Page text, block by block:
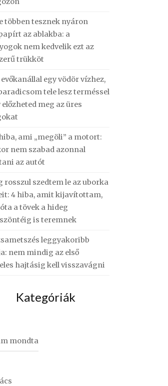
többen tesznek nyáron
az ablakba: a
nem kedvelik ezt az
trükköt
evőkanállal egy vödör vízhez,
tele lesz terméssel
meg az üres
ami „megöli” a motort:
nem szabad azonnal
az autót
rosszul szedtem le az uborka
4 hiba, amit kijavítottam,
a tövek a hideg
is teremnek
leggyakoribb
nem mindig az első
hajtásig kell visszavágni
Kategóriák
mondta